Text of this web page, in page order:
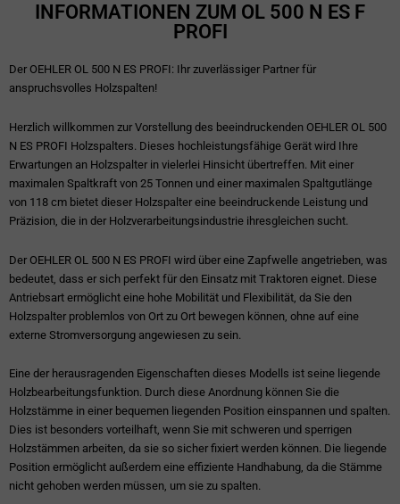
INFORMATIONEN ZUM OL 500 N ES F
PROFI
Der OEHLER OL 500 N ES PROFI: Ihr zuverlässiger Partner für
anspruchsvolles Holzspalten!
Herzlich willkommen zur Vorstellung des beeindruckenden OEHLER OL 500
N ES PROFI Holzspalters. Dieses hochleistungsfähige Gerät wird Ihre
Erwartungen an Holzspalter in vielerlei Hinsicht übertreffen. Mit einer
maximalen Spaltkraft von 25 Tonnen und einer maximalen Spaltgutlänge
von 118 cm bietet dieser Holzspalter eine beeindruckende Leistung und
Präzision, die in der Holzverarbeitungsindustrie ihresgleichen sucht.
Der OEHLER OL 500 N ES PROFI wird über eine Zapfwelle angetrieben, was
bedeutet, dass er sich perfekt für den Einsatz mit Traktoren eignet. Diese
Antriebsart ermöglicht eine hohe Mobilität und Flexibilität, da Sie den
Holzspalter problemlos von Ort zu Ort bewegen können, ohne auf eine
externe Stromversorgung angewiesen zu sein.
Eine der herausragenden Eigenschaften dieses Modells ist seine liegende
Holzbearbeitungsfunktion. Durch diese Anordnung können Sie die
Holzstämme in einer bequemen liegenden Position einspannen und spalten.
Dies ist besonders vorteilhaft, wenn Sie mit schweren und sperrigen
Holzstämmen arbeiten, da sie so sicher fixiert werden können. Die liegende
Position ermöglicht außerdem eine effiziente Handhabung, da die Stämme
nicht gehoben werden müssen, um sie zu spalten.